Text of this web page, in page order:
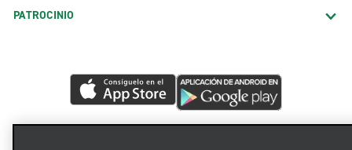
PATROCINIO